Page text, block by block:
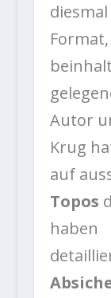
Autor
Krug
auf
Topos
haben